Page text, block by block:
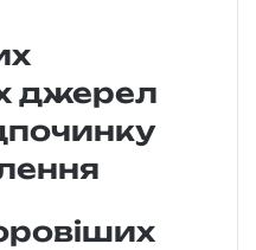
джерел